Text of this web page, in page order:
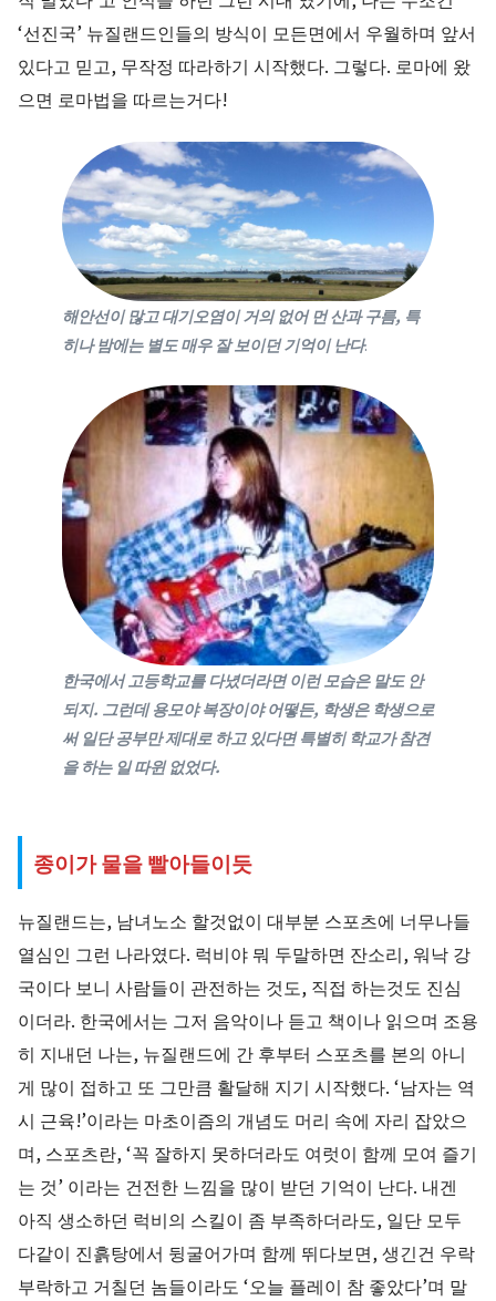
‘선진국’ 뉴질랜드인들의 방식이 모든면에서 우월하며 앞서
있다고 믿고, 무작정 따라하기 시작했다. 그렇다. 로마에 왔
으면 로마법을 따르는거다!
해안선이 많고 대기오염이 거의 없어 먼 산과 구름, 특
히나 밤에는 별도 매우 잘 보이던 기억이 난다.
한국에서 고등학교를 다녔더라면 이런 모습은 말도 안
되지. 그런데 용모야 복장이야 어떻든, 학생은 학생으로
써 일단 공부만 제대로 하고 있다면 특별히 학교가 참견
을 하는 일 따윈 없었다.
종이가 물을 빨아들이듯
뉴질랜드는, 남녀노소 할것없이 대부분 스포츠에 너무나들
열심인 그런 나라였다. 럭비야 뭐 두말하면 잔소리, 워낙 강
국이다 보니 사람들이 관전하는 것도, 직접 하는것도 진심
이더라. 한국에서는 그저 음악이나 듣고 책이나 읽으며 조용
히 지내던 나는, 뉴질랜드에 간 후부터 스포츠를 본의 아니
게 많이 접하고 또 그만큼 활달해 지기 시작했다. ‘남자는 역
시 근육!’이라는 마초이즘의 개념도 머리 속에 자리 잡았으
며, 스포츠란, ‘꼭 잘하지 못하더라도 여럿이 함께 모여 즐기
는 것’ 이라는 건전한 느낌을 많이 받던 기억이 난다. 내겐
아직 생소하던 럭비의 스킬이 좀 부족하더라도, 일단 모두
다같이 진흙탕에서 뒹굴어가며 함께 뛰다보면, 생긴건 우락
부락하고 거칠던 놈들이라도 ‘오늘 플레이 참 좋았다’며 말